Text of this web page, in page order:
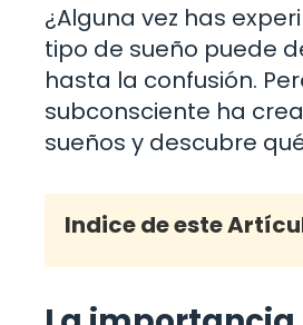
¿Alguna vez has
tipo de sueño puede
hasta la confusión.
subconsciente ha
sueños y descubre
Indice de este